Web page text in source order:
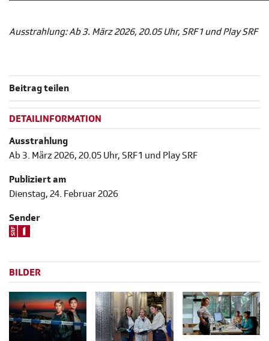
Ausstrahlung: Ab 3. März 2026, 20.05 Uhr, SRF 1 und Play SRF
Beitrag teilen
DETAILINFORMATION
Ausstrahlung
Ab 3. März 2026, 20.05 Uhr, SRF 1 und Play SRF
Publiziert am
Dienstag, 24. Februar 2026
Sender
BILDER